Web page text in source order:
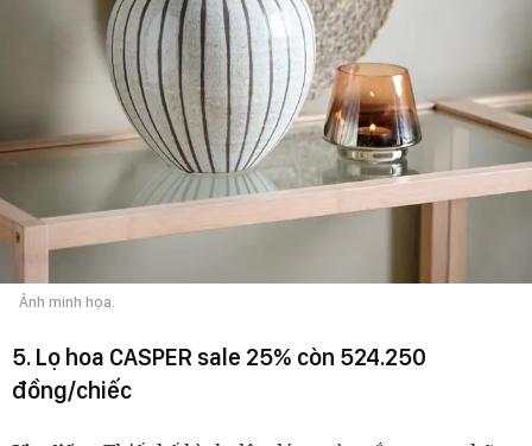
Ảnh minh họa.
5. Lọ hoa CASPER sale 25% còn 524.250
đồng/chiếc